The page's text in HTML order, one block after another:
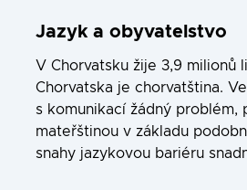
Jazyk a obyvatelstvo
V Chorvatsku žije 3,9 milionů
Chorvatska je chorvatština.
s komunikací žádný problém,
mateřštinou v základu
snahy jazykovou bariéru